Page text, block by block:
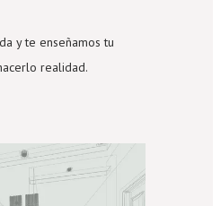
y te enseñamos tu
realidad.